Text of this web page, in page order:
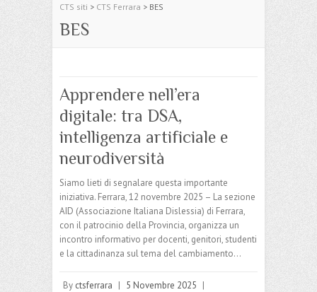
CTS siti > CTS Ferrara > BES
BES
Apprendere nell’era
digitale: tra DSA,
intelligenza artificiale e
neurodiversità
Siamo lieti di segnalare questa importante
iniziativa. Ferrara, 12 novembre 2025 – La sezione
AID (Associazione Italiana Dislessia) di Ferrara,
con il patrocinio della Provincia, organizza un
incontro informativo per docenti, genitori, studenti
e la cittadinanza sul tema del cambiamento…
By ctsferrara | 5 Novembre 2025 |